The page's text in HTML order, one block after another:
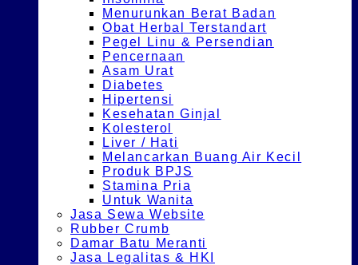
Menurunkan Berat Badan
Obat Herbal Terstandart
Pegel Linu & Persendian
Pencernaan
Asam Urat
Diabetes
Hipertensi
Kesehatan Ginjal
Kolesterol
Liver / Hati
Melancarkan Buang Air Kecil
Produk BPJS
Stamina Pria
Untuk Wanita
Jasa Sewa Website
Rubber Crumb
Damar Batu Meranti
Jasa Legalitas & HKI